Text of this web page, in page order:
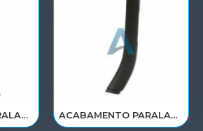
ACABAMENTO PARALAMA CABINE SCANIA NTG P/G/R/S LE PARTE TRAS 2297995 ACABAMENTO PARALAMA CABINE SCANIA NTG P/G/R/S LD PARTE TRAS 2297996